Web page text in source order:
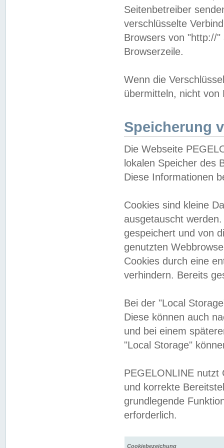
Seitenbetreiber
verschlüsselte
Browsers von "http://
Browserzeile.
Wenn die
übermitteln, nicht von
Speicherung
Die Webseite
lokalen Speicher des
Diese Informationen
Cookies sind kleine
ausgetauscht
gespeichert und von
genutzten
Cookies durch eine
verhindern. Bereits
Bei der "Local
Diese können auch
und bei einem
"Local Storage"
PEGELONLINE nutzt
und korrekte
grundlegende
erforderlich.
Cookiebezeichung